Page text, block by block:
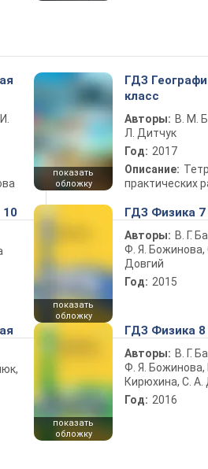
показать
обложку
ГДЗ
класс
Авторы: В. М.
Л. Дитчук
Год: 2017
Описание:
практических
10
показать
обложку
ГДЗ Физика 7
Авторы: В. Г.
Ф. Я. Божинова,
Довгий
Год: 2015
показать
обложку
ГДЗ Физика 8
Авторы: В. Г.
Ф. Я. Божинова,
Кирюхина, С. А.
Год: 2016